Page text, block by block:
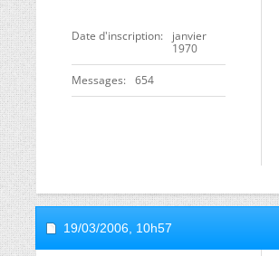
Date d'inscription
janvier
1970
Messages 654
19/03/2006, 10h57